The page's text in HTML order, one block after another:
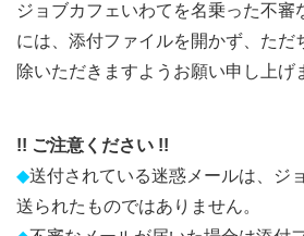
ジョブカフェいわてを名乗った不審
には、添付ファイルを開かず、ただ
除いただきますようお願い申し上げ
!! ご注意ください !!
◆送付されている迷惑メールは、ジ
送られたものではありません。